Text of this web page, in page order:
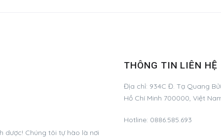
dược! Chúng tôi tự hào là nơi
THÔNG TIN LIÊN HỆ
Địa chỉ: 934C Đ. Tạ Quang
Hồ Chí Minh 700000, Việt
Hotline: 0886.585.693